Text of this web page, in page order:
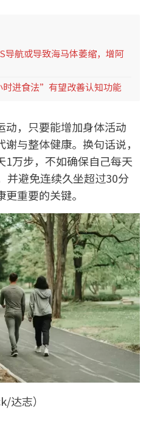
导航或导致海马体萎缩，增阿
进食法”有望改善认知功能
动，只要能增加身体活动
与整体健康。换句话说，
1万步，不如确保自己每天
并避免连续久坐超过30分
重要的关键。
达志）